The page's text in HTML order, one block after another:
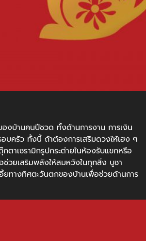
งบ้านคนปีชวด ทั้งด้านการงาน การเงิน
บครัว ทั้งนี้ ถ้าต้องการเสริมดวงให้เฮง ๆ
ตาเซรามิกรูปกระต่ายในห้องรับแขกหรือ
ช่วยเสริมพลังให้สมหวังในทุกสิ่ง บูชา
อี้ยทางทิศตะวันตกของบ้านเพื่อช่วยด้านการ